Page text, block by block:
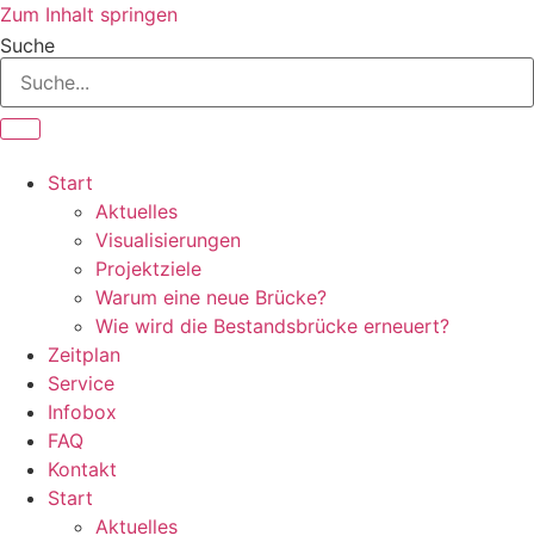
Zum Inhalt springen
Suche
Start
Aktuelles
Visualisierungen
Projektziele
Warum eine neue Brücke?
Wie wird die Bestandsbrücke erneuert?
Zeitplan
Service
Infobox
FAQ
Kontakt
Start
Aktuelles